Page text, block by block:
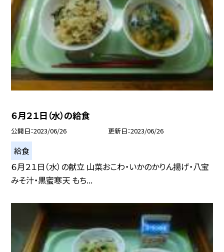
６月２１日（水）の給食
公開日 2023/06/26 更新日 2023/06/26
給食
６月２１日（水）の献立 山菜おこわ・いかのかりん揚げ・八宝
みそ汁・黒蜜寒天 もち...